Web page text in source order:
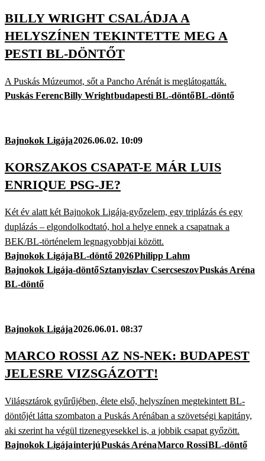
BILLY WRIGHT CSALÁDJA A
HELYSZÍNEN TEKINTETTE MEG A
PESTI BL-DÖNTŐT
A Puskás Múzeumot, sőt a Pancho Arénát is meglátogatták.
Puskás FerencBilly Wrightbudapesti BL-döntőBL-döntő
Bajnokok Ligája2026.06.02. 10:09
KORSZAKOS CSAPAT-E MÁR LUIS
ENRIQUE PSG-JE?
Két év alatt két Bajnokok Ligája-győzelem, egy triplázás és egy
duplázás – elgondolkodtató, hol a helye ennek a csapatnak a
BEK/BL-történelem legnagyobbjai között.
Bajnokok LigájaBL-döntő 2026Philipp Lahm
Bajnokok Ligája-döntőSztanyiszlav CsercseszovPuskás Aréna
BL-döntő
Bajnokok Ligája2026.06.01. 08:37
MARCO ROSSI AZ NS-NEK: BUDAPEST
JELESRE VIZSGÁZOTT!
Világsztárok gyűrűjében, élete első, helyszínen megtekintett BL-
döntőjét látta szombaton a Puskás Arénában a szövetségi kapitány,
aki szerint ha végül tizenegyesekkel is, a jobbik csapat győzött.
Bajnokok LigájainterjúPuskás ArénaMarco RossiBL-döntő